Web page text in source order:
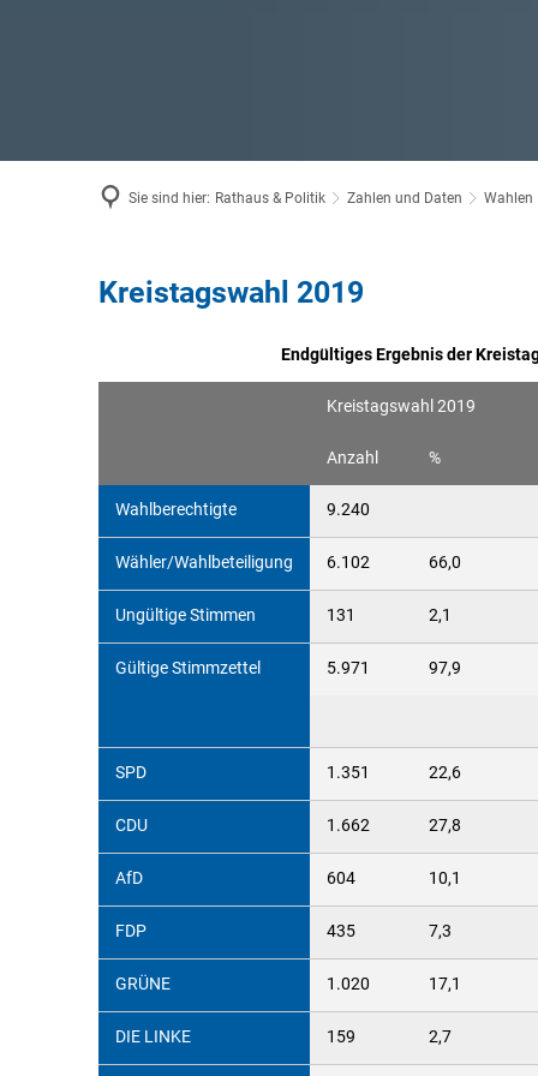
Sie sind hier: Rathaus & Politik Zahlen und Daten Wahlen
Kreistagswahl
Kreistagswahl 2019
Endgültiges Ergebnis der
Kreistagswahl 2019
Anzahl %
Wahlberechtigte 9.240
Wähler/Wahlbeteiligung 6.102 66,0
Ungültige Stimmen 131 2,1
Gültige Stimmzettel 5.971 97,9
SPD 1.351 22,6
CDU 1.662 27,8
AfD 604 10,1
FDP 435 7,3
GRÜNE 1.020 17,1
DIE LINKE 159 2,7